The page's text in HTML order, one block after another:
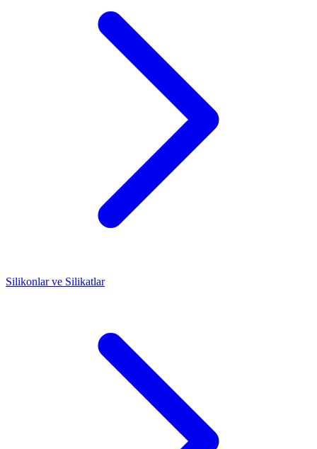
Silikonlar ve Silikatlar